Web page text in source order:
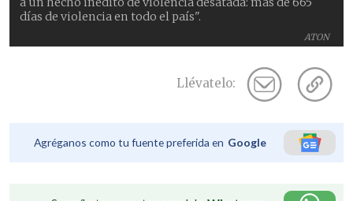
ATON
días de violencia en todo el país".
Llévatelo:
Agréganos como tu fuente preferida en Google